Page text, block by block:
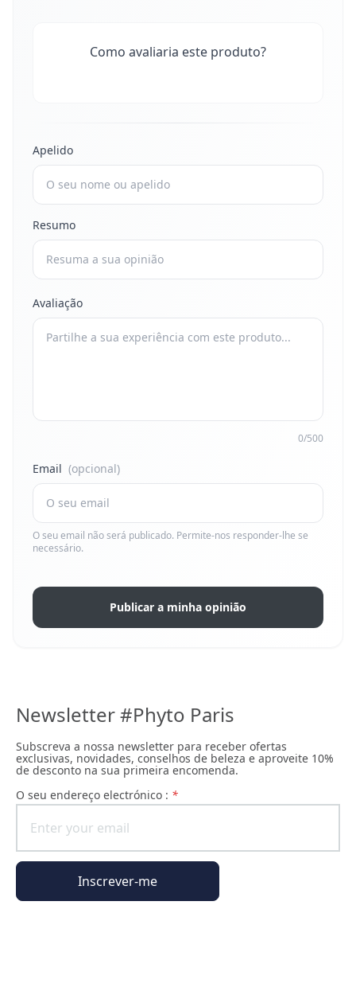
Como avaliaria este produto?
Apelido
Resumo
Avaliação
0/500
Email (opcional)
O seu email não será publicado. Permite-nos responder-lhe se
necessário.
Publicar a minha opinião
Newsletter #Phyto Paris
Subscreva a nossa newsletter para receber ofertas
exclusivas, novidades, conselhos de beleza e aproveite 10%
de desconto na sua primeira encomenda.
O seu endereço electrónico : *
Inscrever-me